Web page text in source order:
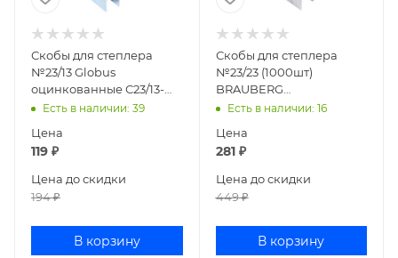
Скобы для степлера
№23/13 Globus
оцинкованные С23/13-
1000 4141803
Есть в наличии: 39
Цена
119 ₽
Цена до скидки
194₽
В корзину
Скобы для степлера
№23/23 (1000шт)
BRAUBERG
оцинкованные 227718
Есть в наличии: 16
Цена
281₽
Цена до скидки
449₽
В корзину